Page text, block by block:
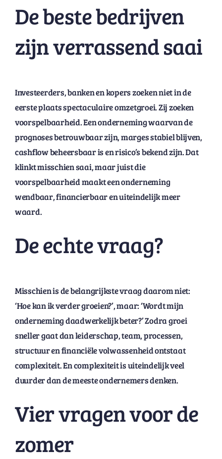
De beste bedrijven
zijn verrassend saai
Investeerders, banken en kopers zoeken niet in de
eerste plaats spectaculaire omzetgroei. Zij zoeken
voorspelbaarheid. Een onderneming waarvan de
prognoses betrouwbaar zijn, marges stabiel blijven,
cashflow beheersbaar is en risico’s bekend zijn. Dat
klinkt misschien saai, maar juist die
voorspelbaarheid maakt een onderneming
wendbaar, financierbaar en uiteindelijk meer
waard.
De echte vraag?
Misschien is de belangrijkste vraag daarom niet:
‘Hoe kan ik verder groeien?’, maar: ‘Wordt mijn
onderneming daadwerkelijk beter?’ Zodra groei
sneller gaat dan leiderschap, team, processen,
structuur en financiële volwassenheid ontstaat
complexiteit. En complexiteit is uiteindelijk veel
duurder dan de meeste ondernemers denken.
Vier vragen voor de
zomer